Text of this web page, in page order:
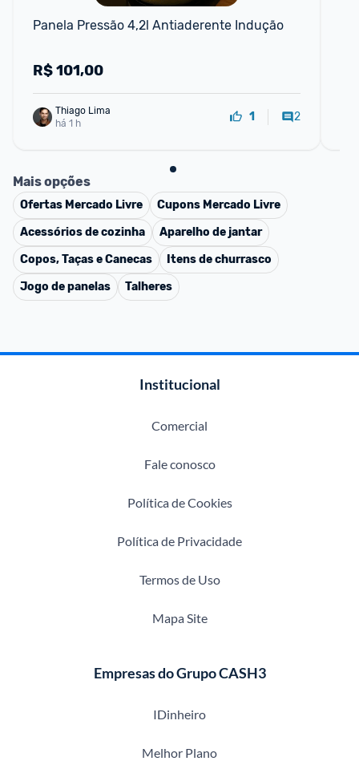
Panela Pressão 4,2l Antiaderente Indução
R$101,00
Thiago Lima
há 1 h
1 2
Mais opções
Ofertas Mercado Livre Cupons Mercado Livre
Acessórios de cozinha
Aparelho de jantar
Copos, Taças e Canecas
Itens de churrasco
Jogo de panelas
Talheres
Institucional
Comercial
Fale conosco
Política de Cookies
Política de Privacidade
Termos de Uso
Mapa Site
Empresas do Grupo CASH3
IDinheiro
Melhor Plano